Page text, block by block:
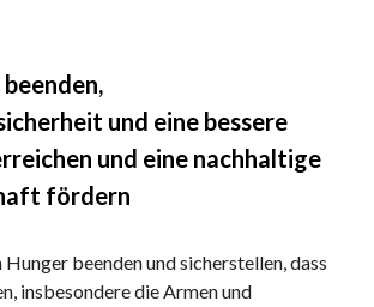
und eine bessere
und eine nachhaltige
fördern
Hunger beenden und sicherstellen, dass
insbesondere die Armen und